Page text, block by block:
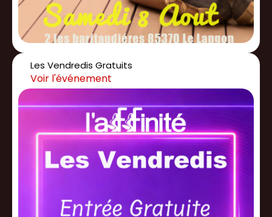
Les Vendredis Gratuits